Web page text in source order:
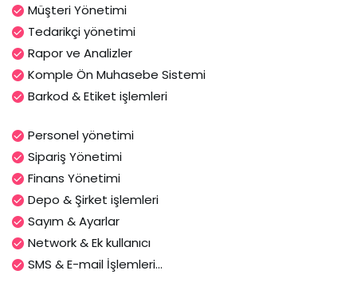
Müşteri Yönetimi
Tedarikçi yönetimi
Rapor ve Analizler
Komple Ön Muhasebe Sistemi
Barkod & Etiket işlemleri
Personel yönetimi
Sipariş Yönetimi
Finans Yönetimi
Depo & Şirket işlemleri
Sayım & Ayarlar
Network & Ek kullanıcı
SMS & E-mail İşlemleri...